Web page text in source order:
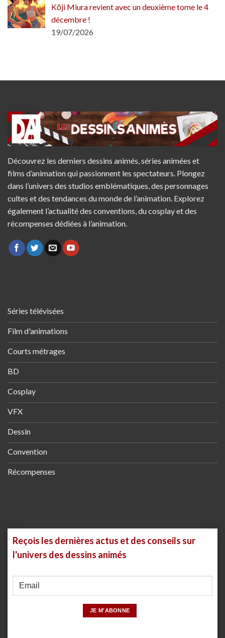
Kōji Miura revient avec un deuxième tome le 4
décembre !
19/07/2026
Découvrez les derniers dessins animés, séries animées et
films d’animation qui passionnent les spectateurs. Plongez
dans l’univers des studios emblématiques, des personnages
cultes et des tendances du monde de l’animation. Explorez
également l’actualité des conventions, du cosplay et des
récompenses dédiées à l’animation.
Séries télévisées
Film d'animations
Courts métrages
BD
Cosplay
VFX
Dessin
Convention
Récompenses
Reçois les dernières actus et des conseils sur
l'univers des dessins animés